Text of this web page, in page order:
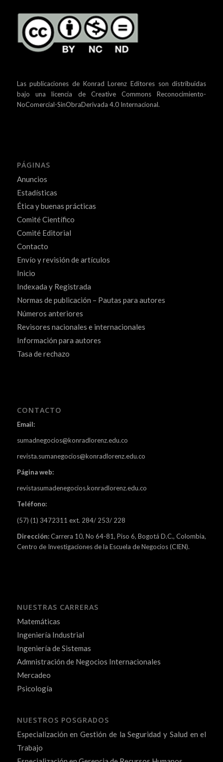
Las publicaciones de Konrad Lorenz Editores son distribuidas
bajo unalicencia de Creative Commons Reconocimiento-
NoComercial-SinObraDerivada 4.0 Internacional.
PÁGINAS
Anuncios
Estadísticas
Ética y buenas prácticas
Comité Científico
Comité Editorial
Contacto
Envío y revisión de artículos
Inicio
Indexada y Registrada
Normas de publicación – Pautas para autores
Números anteriores
Revisores nacionales e internacionales
Información para autores
Tasa de rechazo
CONTACTO
Email:
sumadnegocios@konradlorenz.edu.co
revista.sumanegocios@konradlorenz.edu.co
Página web:
revistasumadenegocios.konradlorenz.edu.co
Teléfono:
(57) (1) 3472311 ext. 284/ 253/ 228
Dirección:Carrera 10, No 64-81, Piso 6, Bogotá D.C., Colombia,
Centro de Investigaciones de la Escuela de Negocios (CIEN).
NUESTRAS CARRERAS
Matemáticas
Ingeniería Industrial
Ingeniería de Sistemas
Admnistración de Negocios Internacionales
Mercadeo
Psicología
NUESTROS POSGRADOS
Especialización en Gestión de la Seguridad y Salud en el
Trabajo